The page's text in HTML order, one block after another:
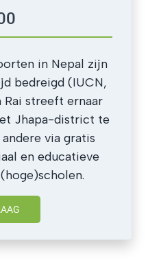
in Nepal zijn
bedreigd (IUCN,
Rai streeft ernaar
Jhapa-district te
via gratis
en educatieve